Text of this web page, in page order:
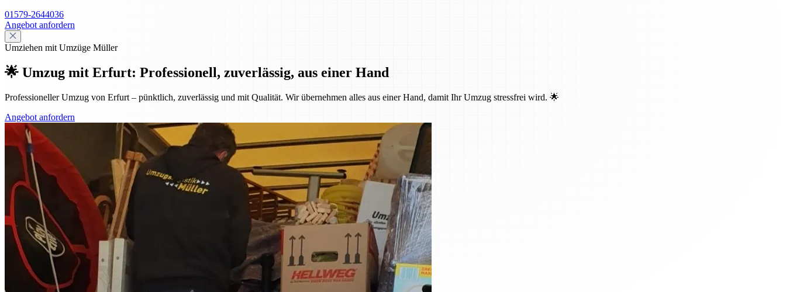
01579-2644036
Angebot anfordern
Umziehen mit Umzüge Müller
🌟 Umzug mit Erfurt: Professionell, zuverlässig, aus einer Hand
Professioneller Umzug von Erfurt – pünktlich, zuverlässig und mit Qualität. Wir übernehmen alles aus einer Hand, damit Ihr Umzug stressfrei wird. 🌟
Angebot anfordern